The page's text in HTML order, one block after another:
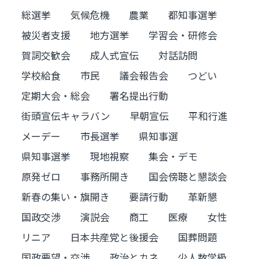
総選挙
気候危機 農業
都知事選挙
被災者支援
地方選挙
学習会・研修会
賀詞交歓会
成人式宣伝
対話訪問
学校給食
市民 議会報告会
つどい
定期大会・総会
署名提出行動
街頭宣伝キャラバン
早朝宣伝
平和行進
メーデー
市長選挙
県知事選
県知事選挙
現地視察
集会・デモ
原発ゼロ
事務所開き
国会傍聴と懇談会
新春の集い・旗開き
要請行動
革新懇
国政交渉
演説会 商工 医療
女性
リニア
日本共産党と後援会
国葬問題